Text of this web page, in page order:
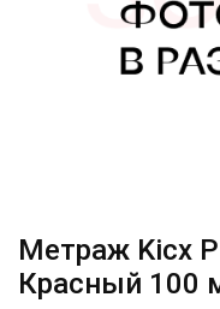
Метраж Kicx
Красный 100